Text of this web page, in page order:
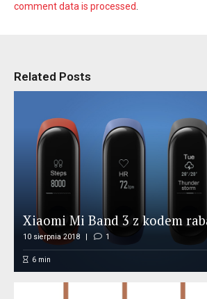
comment data is processed.
Related Posts
Xiaomi Mi Band 3 z kodem
10 sierpnia 2018 1
6min